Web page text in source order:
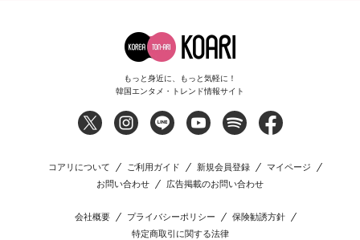
もっと身近に、もっと気軽に！
韓国エンタメ・トレンド情報サイト
コアリについて ご利用ガイド 新規会員登録
マイページ
お問い合わせ
広告掲載のお問い合わせ
会社概要 プライバシーポリシー
保険勧誘方針
特定商取引に関する法律